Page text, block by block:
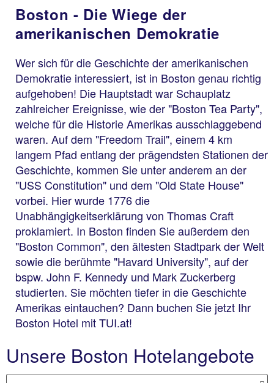
Boston - Die Wiege der
amerikanischen Demokratie
Wer sich für die Geschichte der amerikanischen
Demokratie interessiert, ist in Boston genau richtig
aufgehoben! Die Hauptstadt war Schauplatz
zahlreicher Ereignisse, wie der "Boston Tea Party",
welche für die Historie Amerikas ausschlaggebend
waren. Auf dem "Freedom Trail", einem 4 km
langem Pfad entlang der prägendsten Stationen der
Geschichte, kommen Sie unter anderem an der
"USS Constitution" und dem "Old State House"
vorbei. Hier wurde 1776 die
Unabhängigkeitserklärung von Thomas Craft
proklamiert. In Boston finden Sie außerdem den
"Boston Common", den ältesten Stadtpark der Welt
sowie die berühmte "Havard University", auf der
bspw. John F. Kennedy und Mark Zuckerberg
studierten. Sie möchten tiefer in die Geschichte
Amerikas eintauchen? Dann buchen Sie jetzt Ihr
Boston Hotel mit TUI.at!
Unsere Boston Hotelangebote